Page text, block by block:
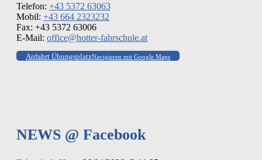
Telefon: +43 5372 63063
Mobil: +43 664 2323232
Fax: +43 5372 63006
E-Mail: office@hotter-fahrschule.at
Anfahrt ÜbungsplatzNavigieren mit Google Maps
NEWS @ Facebook